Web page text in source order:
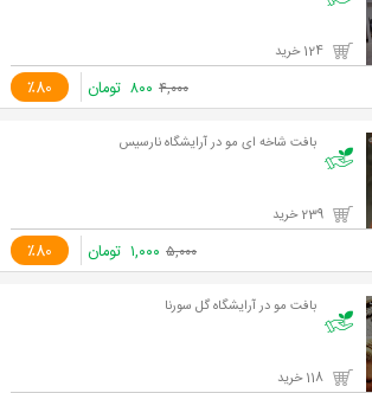
٪80 ۴,۰۰۰ ۸۰۰ تومان
بافت شاخه ای مو در آرایشگاه نارسیس
٪80 ۵,۰۰۰ ۱,۰۰۰ تومان
بافت مو در آرایشگاه گل سورنا